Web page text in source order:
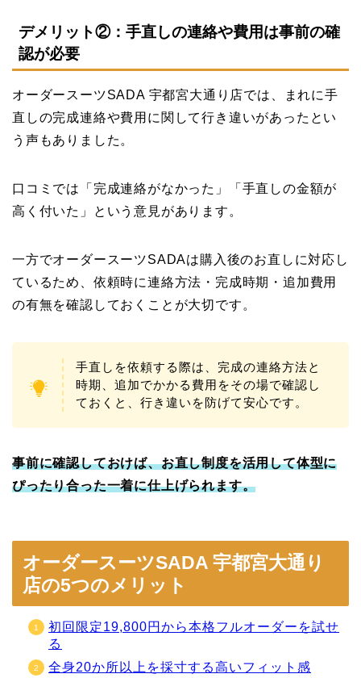
デメリット②：手直しの連絡や費用は事前の確
認が必要
オーダースーツSADA 宇都宮大通り店では、まれに手
直しの完成連絡や費用に関して行き違いがあったとい
う声もありました。
口コミでは「完成連絡がなかった」「手直しの金額が
高く付いた」という意見があります。
一方でオーダースーツSADAは購入後のお直しに対応し
ているため、依頼時に連絡方法・完成時期・追加費用
の有無を確認しておくことが大切です。
手直しを依頼する際は、完成の連絡方法と
時期、追加でかかる費用をその場で確認し
ておくと、行き違いを防げて安心です。
事前に確認しておけば、お直し制度を活用して体型に
ぴったり合った一着に仕上げられます。
オーダースーツSADA 宇都宮大通り
店の5つのメリット
初回限定19,800円から本格フルオーダーを試せ
る
全身20か所以上を採寸する高いフィット感